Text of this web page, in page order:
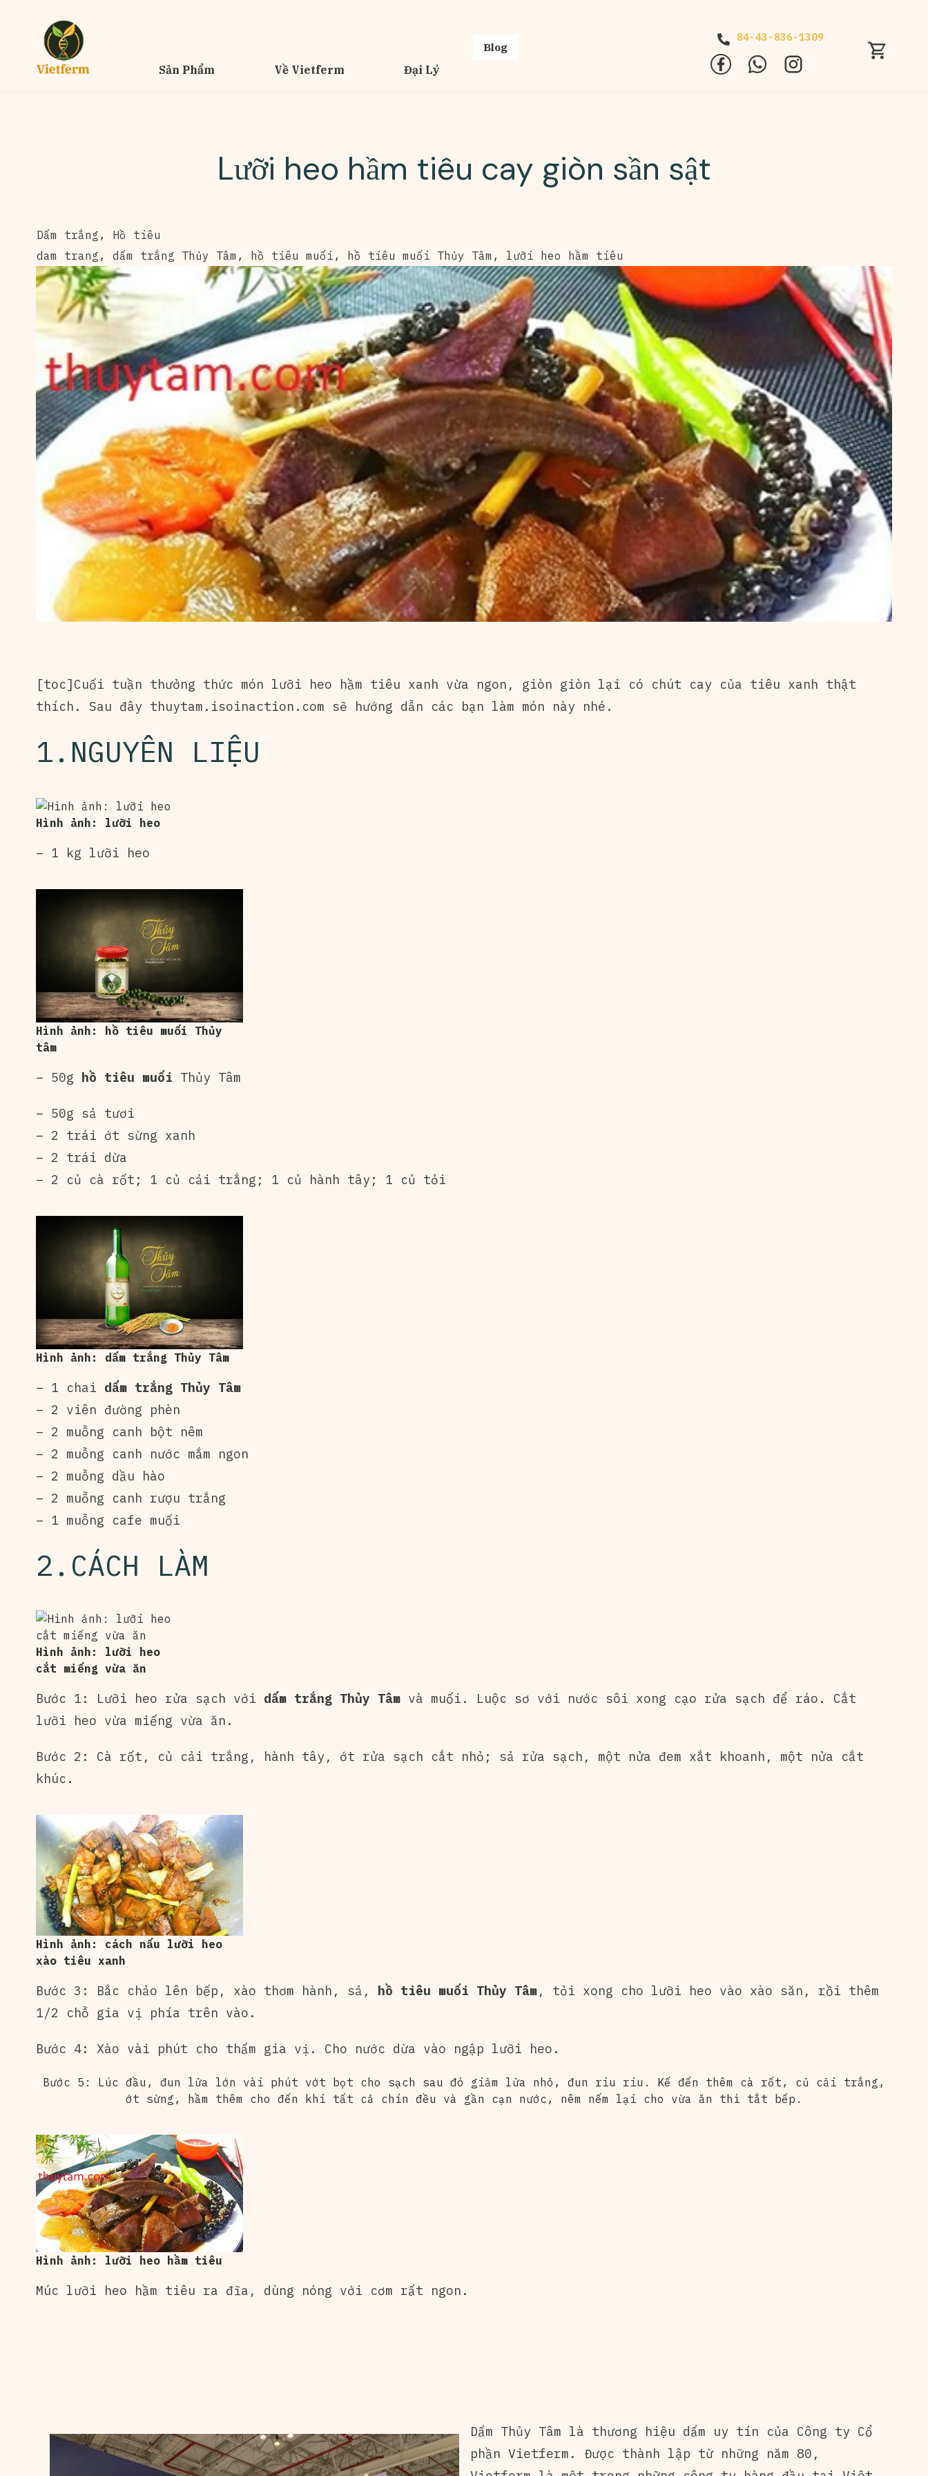
Sản Phẩm Về Vietferm Đại Lý
Blog
84-43-836-1309
Lưỡi heo hầm tiêu cay giòn sần sật
Dấm trắng , Hồ tiêu
dam trang , dấm trắng Thủy Tâm , hồ tiêu muối , hồ tiêu muối Thủy Tâm , lưỡi heo hầm tiêu
[toc]Cuối tuần thưởng thức món lưỡi heo hầm tiêu xanh vừa ngon, giòn giòn lại có chút cay của tiêu xanh thật
thích. Sau đây thuytam.isoinaction.com sẽ hướng dẫn các bạn làm món này nhé.
1.NGUYÊN LIỆU
Hình ảnh: lưỡi heo
– 1 kg lưỡi heo
Hình ảnh: hồ tiêu muối Thủy
tâm
– 50g hồ tiêu muối Thủy Tâm
– 50g sả tươi
– 2 trái ớt sừng xanh
– 2 trái dừa
– 2 củ cà rốt; 1 củ cải trắng; 1 củ hành tây; 1 củ tỏi
Hình ảnh: dấm trắng Thủy Tâm
– 1 chai dấm trắng Thủy Tâm
– 2 viên đường phèn
– 2 muỗng canh bột nêm
– 2 muỗng canh nước mắm ngon
– 2 muỗng dầu hào
– 2 muỗng canh rượu trắng
– 1 muỗng cafe muối
2.CÁCH LÀM
Hình ảnh: lưỡi heo
cắt miếng vừa ăn
Bước 1: Lưỡi heo rửa sạch với dấm trắng Thủy Tâm và muối. Luộc sơ với nước sôi xong cạo rửa sạch để ráo. Cắt
lưỡi heo vừa miếng vừa ăn.
Bước 2: Cà rốt, củ cải trắng, hành tây, ớt rửa sạch cắt nhỏ; sả rửa sạch, một nửa đem xắt khoanh, một nửa cắt
khúc.
Hình ảnh: cách nấu lưỡi heo
xào tiêu xanh
Bước 3: Bắc chảo lên bếp, xào thơm hành, sả, hồ tiêu muối Thủy Tâm, tỏi xong cho lưỡi heo vào xào săn, rồi thêm
1/2 chỗ gia vị phía trên vào.
Bước 4: Xào vài phút cho thấm gia vị. Cho nước dừa vào ngập lưỡi heo.
Bước 5: Lúc đầu, đun lửa lớn vài phút vớt bọt cho sạch sau đó giảm lửa nhỏ, đun riu riu. Kế đến thêm cà rốt, củ cải trắng,
ớt sừng, hầm thêm cho đến khi tất cả chín đều và gần cạn nước, nêm nếm lại cho vừa ăn thì tắt bếp.
Hình ảnh: lưỡi heo hầm tiêu
Múc lưỡi heo hầm tiêu ra đĩa, dùng nóng với cơm rất ngon.
Dấm Thủy Tâm là thương hiệu dấm uy tín của Công ty Cổ
phần Vietferm. Được thành lập từ những năm 80,